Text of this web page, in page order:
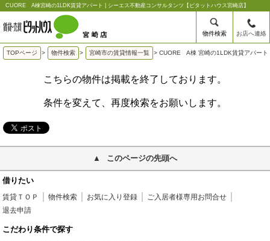
CUORE A棟宮崎の1LDK賃貸アパート | シーエス不動産コンサルタンツ【ピタットハウス宮崎店】
物件検索 お店へ連絡
TOPページ > 物件検索 > 宮崎市の賃貸情報一覧 > CUORE A棟 宮崎の1LDK賃貸アパート
こちらの物件は掲載を終了しております。
条件を変えて、再度検索をお願いします。
このページの先頭へ
借りたい
賃貸ＴＯＰ 物件検索 お気に入り登録
ご入居者様専用お問合せ
退去申請
こだわり条件で探す